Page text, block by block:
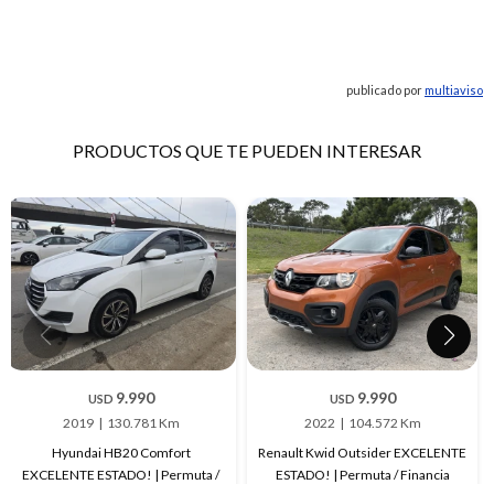
publicado pormultiaviso
PRODUCTOS QUE TE PUEDEN INTERESAR
USD 9.990
2019
130.781 Km
Hyundai HB20 Comfort
EXCELENTE ESTADO! | Permuta /
USD 9.990
2022
104.572 Km
Renault Kwid Outsider EXCELENTE
ESTADO! | Permuta / Financia